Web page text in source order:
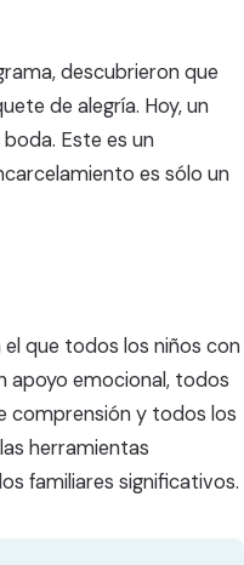
descubrieron que
de alegría. Hoy, un
Este es un
es sólo un
que todos los niños con
apoyo emocional, todos
comprensión y todos los
herramientas
familiares significativos.